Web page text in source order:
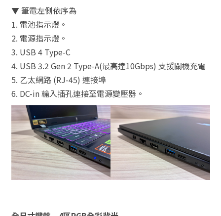
▼ 筆電左側依序為
1. 電池指示燈。
2. 電源指示燈。
3. USB 4 Type-C
4. USB 3.2 Gen 2 Type-A(最高達10Gbps) 支援關機充電
5. 乙太網路 (RJ-45) 連接埠
6. DC-in 輸入插孔連接至電源變壓器。